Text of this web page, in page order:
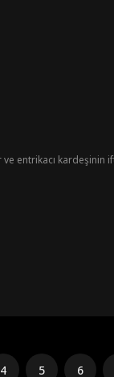
entrikacı kardeşinin
4 5 6